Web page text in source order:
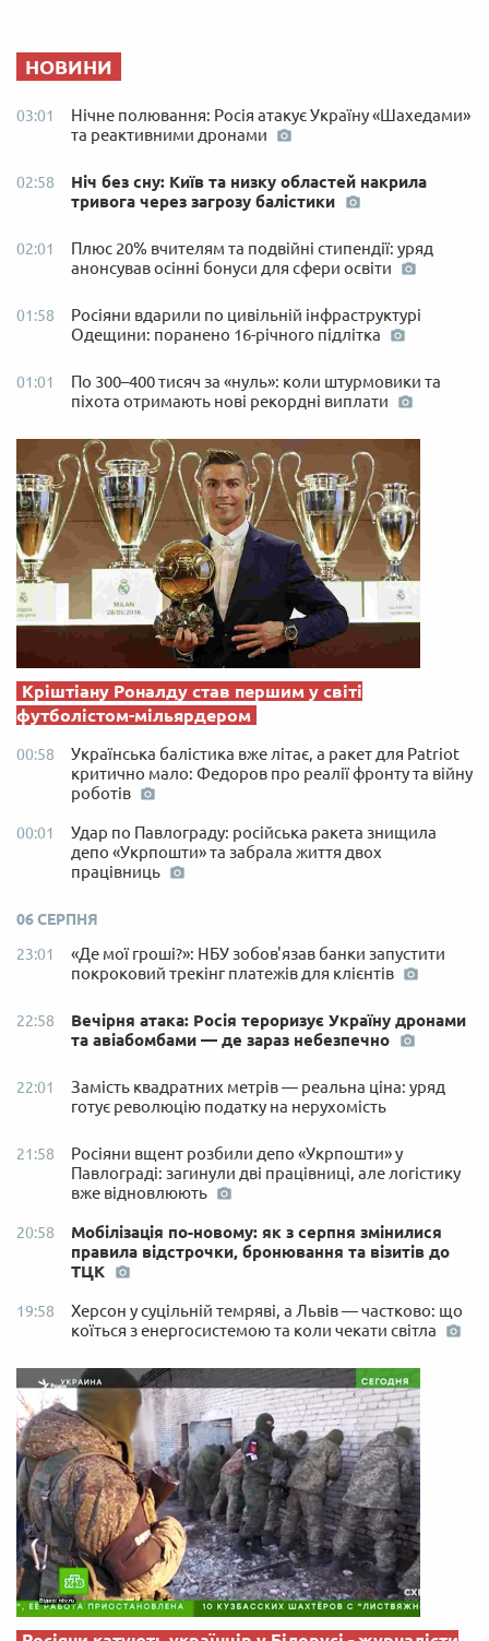
НОВИНИ
03:01
Нічне полювання: Росія атакує Україну «Шахедами»
та реактивними дронами
02:58
Ніч без сну: Київ та низку областей накрила
тривога через загрозу балістики
02:01
Плюс 20% вчителям та подвійні стипендії: уряд
анонсував осінні бонуси для сфери освіти
01:58
Росіяни вдарили по цивільній інфраструктурі
Одещини: поранено 16-річного підлітка
01:01
По 300–400 тисяч за «нуль»: коли штурмовики та
піхота отримають нові рекордні виплати
Кріштіану Роналду став першим у світі
футболістом-мільярдером
00:58
Українська балістика вже літає, а ракет для Patriot
критично мало: Федоров про реалії фронту та війну
роботів
00:01
Удар по Павлограду: російська ракета знищила
депо «Укрпошти» та забрала життя двох
працівниць
06 СЕРПНЯ
23:01
«Де мої гроші?»: НБУ зобов'язав банки запустити
покроковий трекінг платежів для клієнтів
22:58
Вечірня атака: Росія тероризує Україну дронами
та авіабомбами — де зараз небезпечно
22:01
Замість квадратних метрів — реальна ціна: уряд
готує революцію податку на нерухомість
21:58
Росіяни вщент розбили депо «Укрпошти» у
Павлограді: загинули дві працівниці, але логістику
вже відновлюють
20:58
Мобілізація по-новому: як з серпня змінилися
правила відстрочки, бронювання та візитів до
ТЦК
19:58
Херсон у суцільній темряві, а Львів — частково: що
коїться з енергосистемою та коли чекати світла